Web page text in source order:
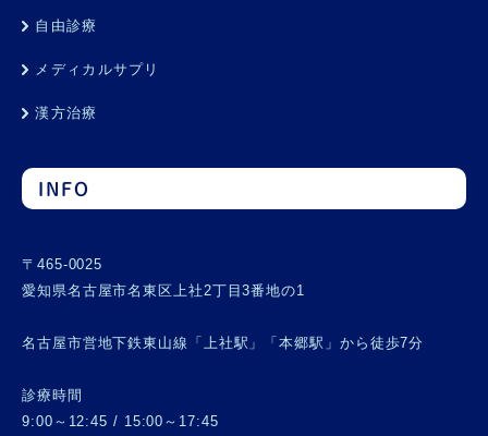
自由診療
メディカルサプリ
漢方治療
INFO
〒465-0025
愛知県名古屋市名東区上社2丁目3番地の1
名古屋市営地下鉄東山線「上社駅」「本郷駅」から徒歩7分
診療時間
9:00～12:45 / 15:00～17:45